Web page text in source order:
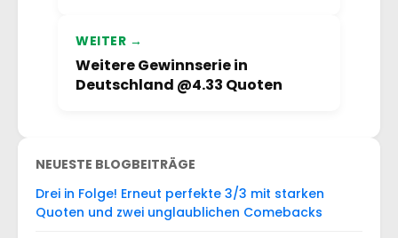
WEITER →
Weitere Gewinnserie in
Deutschland @4.33 Quoten
NEUESTE BLOGBEITRÄGE
Drei in Folge! Erneut perfekte 3/3 mit starken
Quoten und zwei unglaublichen Comebacks